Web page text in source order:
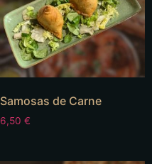
Samosas de Carne
6,50 €